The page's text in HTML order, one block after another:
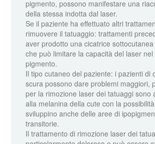
pigmento, possono manifestare una
della stessa indotta dal laser.
Se il paziente ha effettuato altri
rimuovere il tatuaggio: trattamenti
aver prodotto una cicatrice
che può limitare la capacità del laser
pigmento.
Il tipo cutaneo del paziente: i pazienti di
scura possono dare problemi maggiori,
per la rimozione laser dei tatuaggi sono
alla melanina della cute con la
sviluppino anche delle aree di
transitorie.
Il trattamento di rimozione laser dei